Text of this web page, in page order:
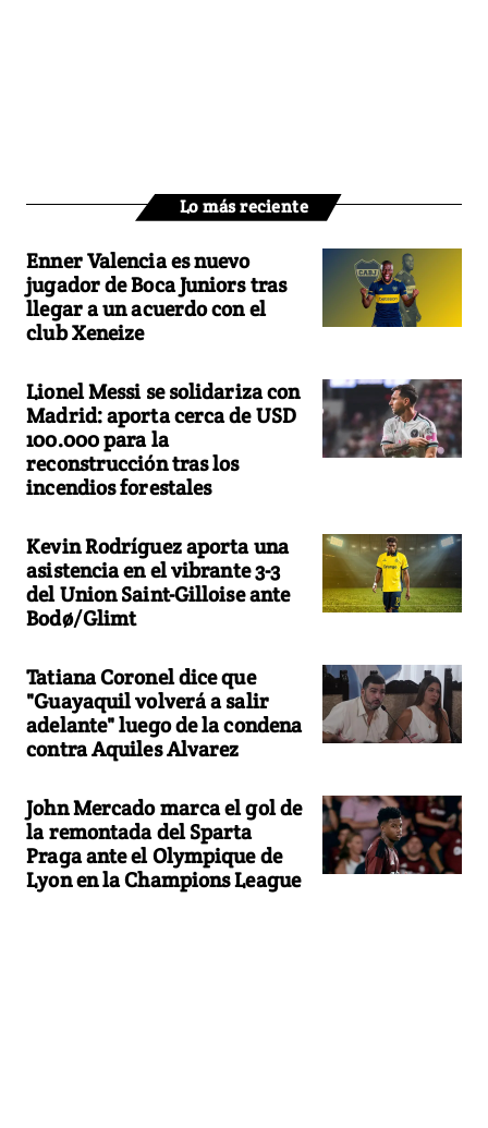
Lo más reciente
Enner Valencia es nuevo
jugador de Boca Juniors tras
llegar a un acuerdo con el
club Xeneize
Lionel Messi se solidariza con
Madrid: aporta cerca de USD
100.000 para la
reconstrucción tras los
incendios forestales
Kevin Rodríguez aporta una
asistencia en el vibrante 3-3
del Union Saint-Gilloise ante
Bodø/Glimt
Tatiana Coronel dice que
"Guayaquil volverá a salir
adelante" luego de la condena
contra Aquiles Alvarez
John Mercado marca el gol de
la remontada del Sparta
Praga ante el Olympique de
Lyon en la Champions League